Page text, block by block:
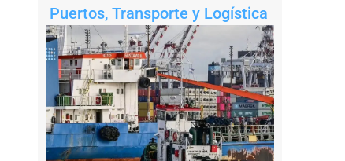
Puertos, Transporte y Logística